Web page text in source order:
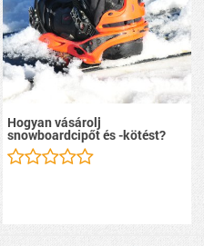
Hogyan vásárolj
snowboardcipőt és -kötést?